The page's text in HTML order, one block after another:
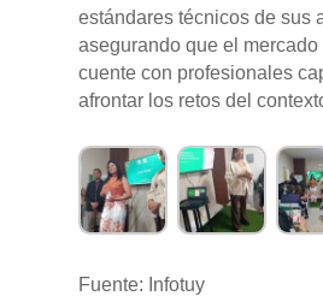
estándares técnicos de sus
asegurando que el
cuente con profesionales
afrontar los retos del
Fuente: Infotuy